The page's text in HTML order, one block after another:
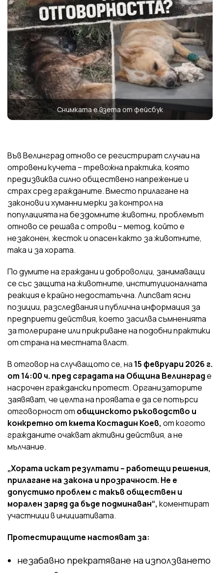
Снимката е взета от фейсбук
Във Велинград отново се регистрират случаи на
отровени кучета – тревожна практика, която
предизвиква силно обществено напрежение и
страх сред гражданите. Вместо прилагане на
законови и хуманни мерки за контрол на
популацията на бездомните животни, проблемът
отново се решава с отрови – метод, който е
незаконен, жесток и опасен както за животните,
така и за хората.
По думите на граждани и доброволци, занимаващи
се със защита на животните, институционалната
реакция е крайно недостатъчна. Липсват ясни
позиции, разследвания и публична информация за
предприети действия, което засилва съмненията
за толериране или прикриване на подобни практики
от страна на местната власт.
В отговор на случващото се, на 15 февруари 2026 г.
от 14:00 ч. пред сградата на Община Велинграде
насрочен граждански протест. Организаторите
заявяват, че целта на проявата е да се потърси
отговорност от общинското ръководство и
конкретно от кмета Костадин Коев, от когото
гражданите очакват активни действия, а не
мълчание.
„Хората искат резултати – работещи решения,
прилагане на закона и прозрачност. Не е
допустимо проблем с такъв обществен и
морален заряд да бъде подминаван“, коментират
участници в инициативата.
Протестиращите настояват за:
незабавно прекратяване на използването